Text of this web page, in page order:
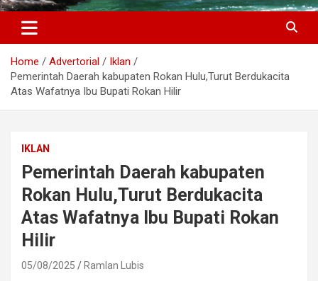
Kembar Multi Media
Home Advertorial
Iklan
Pemerintah Daerah kabupaten Rokan Hulu,Turut Berdukacita
Atas Wafatnya Ibu Bupati Rokan Hilir
IKLAN
Pemerintah Daerah kabupaten
Rokan Hulu,Turut Berdukacita
Atas Wafatnya Ibu Bupati Rokan
Hilir
05/08/2025 Ramlan Lubis